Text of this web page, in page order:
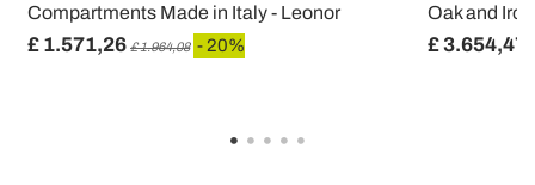
Compartments Made in Italy - Leonor
£ 1.571,26 £ 1.964,08 - 20%
Oak and
£ 3.654,47